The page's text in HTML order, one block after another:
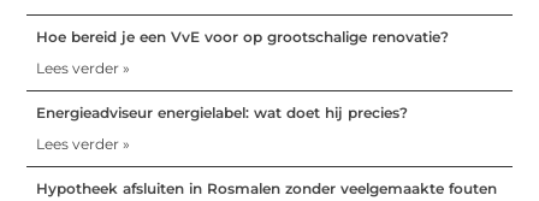
Hoe bereid je een VvE voor op grootschalige renovatie?
Lees verder »
Energieadviseur energielabel: wat doet hij precies?
Lees verder »
Hypotheek afsluiten in Rosmalen zonder veelgemaakte fouten